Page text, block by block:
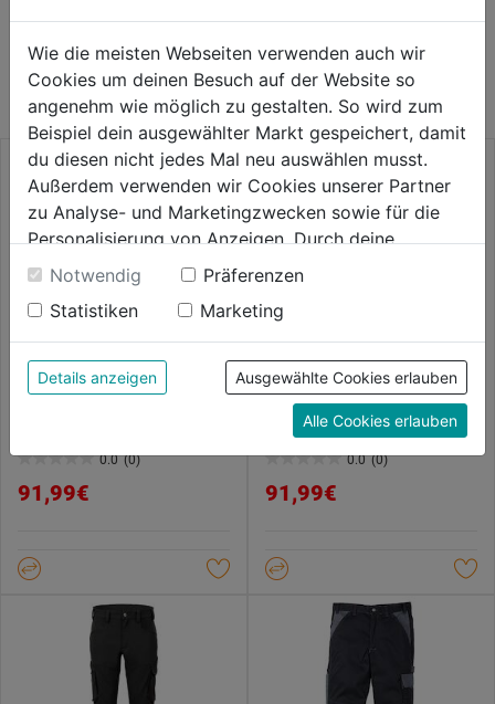
WEITERE PRODUKTE AUS DIESER
KATEGORIE
Bundhose khaki/schwarz
0.0 (0)
von
91,99€
Bundhose FUSION 2555
0.0 (0)
von
91,99€
Wie die meisten Webseiten verwenden auch wir
Cookies um deinen Besuch auf der Website so
angenehm wie möglich zu gestalten. So wird zum
Beispiel dein ausgewählter Markt gespeichert, damit
du diesen nicht jedes Mal neu auswählen musst.
Außerdem verwenden wir Cookies unserer Partner
zu Analyse- und Marketingzwecken sowie für die
Personalisierung von Anzeigen. Durch deine
Einwilligung werden die Daten von Drittanbieter,
unter anderem auch in den USA, verarbeitet.
Durch Klick auf "Alle Cookies erlauben" stimmst du
der Verwendung aller Cookies zu. Unter "Details
anzeigen" findest du alle Infos zu den
unterschiedlichen Cookies, unter "Cookies
Konfigurieren" kannst du auswählen, welche Cookies
du zulassen möchtest und welche nicht.
Datenschutzerklärung
Notwendig
Präferenzen
Statistiken
Marketing
Details anzeigen Ausgewählte Cookies erlauben
Alle Cookies erlauben